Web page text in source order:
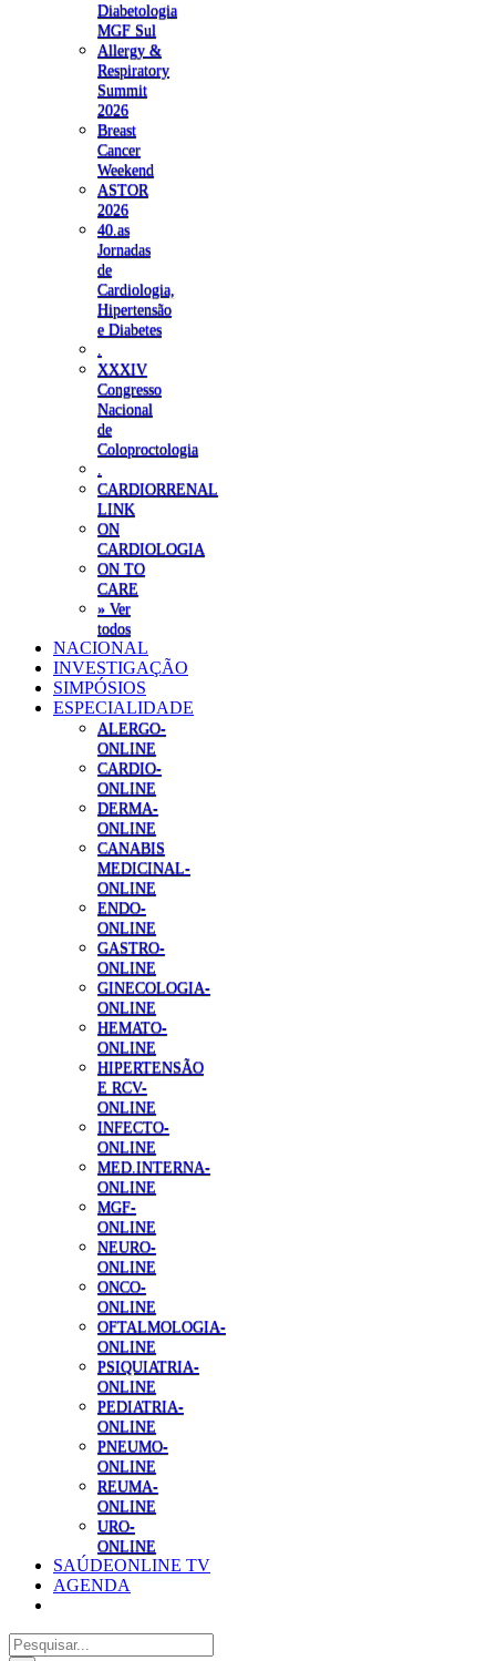
Diabetologia
MGF Sul
Allergy &
Respiratory
Summit
2026
Breast
Cancer
Weekend
ASTOR
2026
40.as
Jornadas
de
Cardiologia,
Hipertensão
e Diabetes
XXXIV
Congresso
Nacional
de
Coloproctologia
CARDIORRENAL
LINK
ON
CARDIOLOGIA
ON TO
CARE
» Ver
todos
NACIONAL
INVESTIGAÇÃO
SIMPÓSIOS
ESPECIALIDADE
ALERGO-
ONLINE
CARDIO-
ONLINE
DERMA-
ONLINE
CANABIS
MEDICINAL-
ONLINE
ENDO-
ONLINE
GASTRO-
ONLINE
GINECOLOGIA-
ONLINE
HEMATO-
ONLINE
HIPERTENSÃO
E RCV-
ONLINE
INFECTO-
ONLINE
MED.INTERNA-
ONLINE
MGF-
ONLINE
NEURO-
ONLINE
ONCO-
ONLINE
OFTALMOLOGIA-
ONLINE
PSIQUIATRIA-
ONLINE
PEDIATRIA-
ONLINE
PNEUMO-
ONLINE
REUMA-
ONLINE
URO-
ONLINE
SAÚDEONLINE TV
AGENDA
Pesquisar